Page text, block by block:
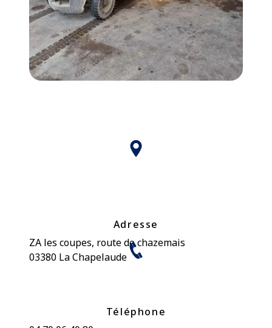
Adresse
ZA les coupes, route de chazemais
03380 La Chapelaude
Téléphone